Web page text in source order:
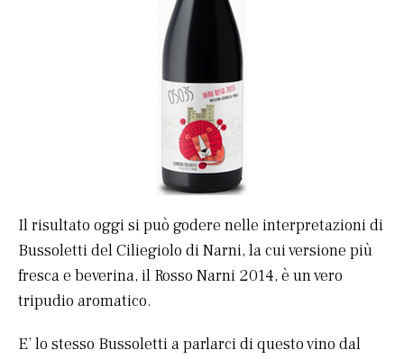
Il risultato oggi si può godere nelle interpretazioni di
Bussoletti del Ciliegiolo di Narni, la cui versione più
fresca e beverina, il Rosso Narni 2014, è un vero
tripudio aromatico.
E’ lo stesso Bussoletti a parlarci di questo vino dal